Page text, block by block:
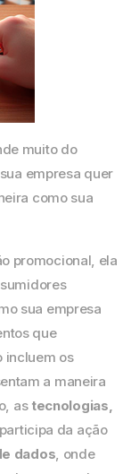
muito do
empresa quer
como sua
promocional, ela
sua empresa
que
incluem os
a maneira
as tecnologias,
da ação
dados, onde